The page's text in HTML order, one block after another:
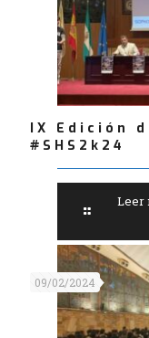
IX Edición
#SHS2k24
Leer
09/02/2024